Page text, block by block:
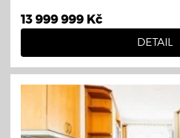
13 999 999 Kč
DETAIL